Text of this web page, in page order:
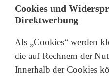
Cookies und
Direktwerbung
Als „Cookies“ werden
die auf Rechnern der
Innerhalb der Cookies